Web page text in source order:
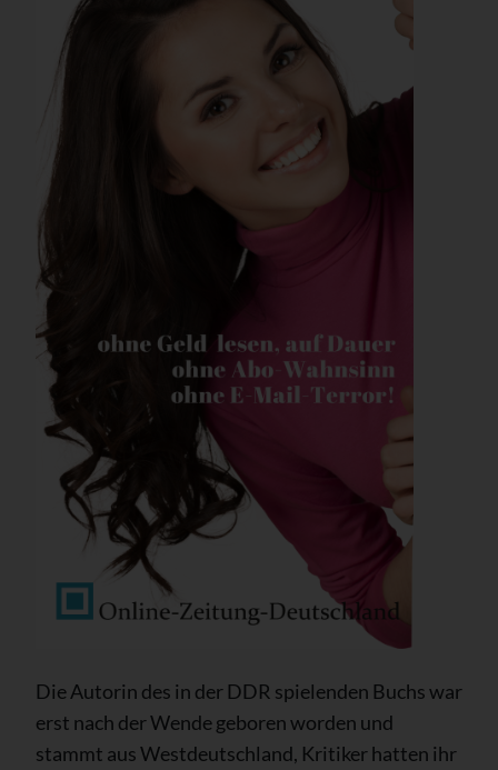
Die Autorin des in der DDR spielenden Buchs war
erst nach der Wende geboren worden und
stammt aus Westdeutschland, Kritiker hatten ihr